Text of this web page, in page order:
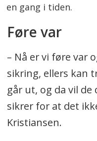
en gang i tiden.
Føre var
– Nå er vi føre var
sikring, ellers kan
går ut, og da vil de
sikrer for at det
Kristiansen.